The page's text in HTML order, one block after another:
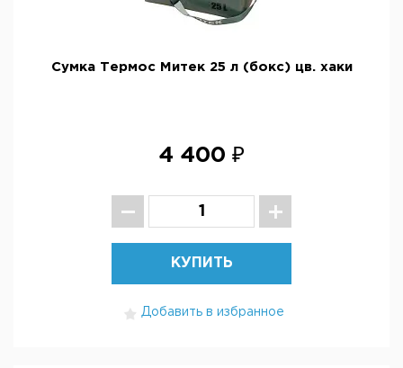
Сумка Термос Митек 25 л (бокс) цв. хаки
4 400 ₽
КУПИТЬ
Добавить в избранное